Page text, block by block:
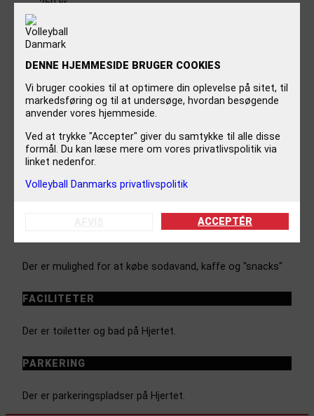
250 kr.
DOMMERE
Oversiddende hold er dommer/sekretær.
LOKALINFO
LOKAL KONTAKT
Peter Kjellerup
pk@isi.dk
Der er mulighed for at købe sodavand, kaffe og "snacks"
FACILITETER
Der er toiletter og bad på Hjertet.
PARKERING
Der er parkeringspladser på Hjertet.
DENNE HJEMMESIDE BRUGER COOKIES
Vi bruger cookies til at optimere din oplevelse på sitet, til
markedsføring og til at undersøge, hvordan besøgende
anvender vores hjemmeside.
Ved at trykke "Accepter" giver du samtykke til alle disse
formål. Du kan læse mere om vores privatlivspolitik via
linket nedenfor.
Volleyball Danmarks privatlivspolitik
ACCEPTÉR